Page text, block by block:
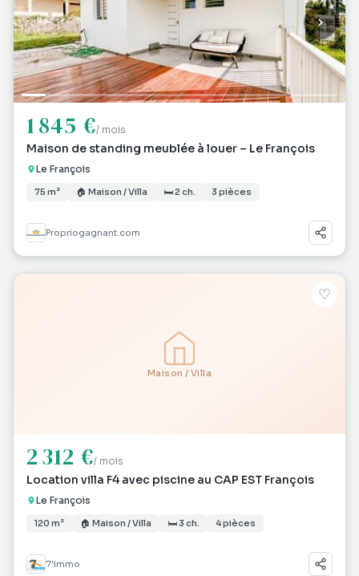
1 845 €/ mois
Maison de standing meublée à louer – Le François
Le François
75 m² 🏠 Maison / Villa 🛏 2 ch. 3 pièces
Propriogagnant.com
Maison / Villa
♡
2 312 €/ mois
Location villa F4 avec piscine au CAP EST François
Le François
120 m² 🏠 Maison / Villa 🛏 3 ch. 4 pièces
7'immo